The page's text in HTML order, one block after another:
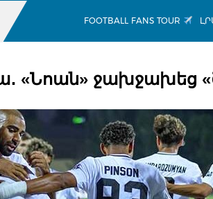
FOOTBALL FANS TOUR
«Նոան» ջախջախեց